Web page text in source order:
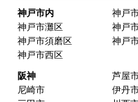
神戸市内 神戸
神戸市灘区
神戸
神戸市須磨区
神戸
神戸市西区
阪神
芦屋
尼崎市
伊丹